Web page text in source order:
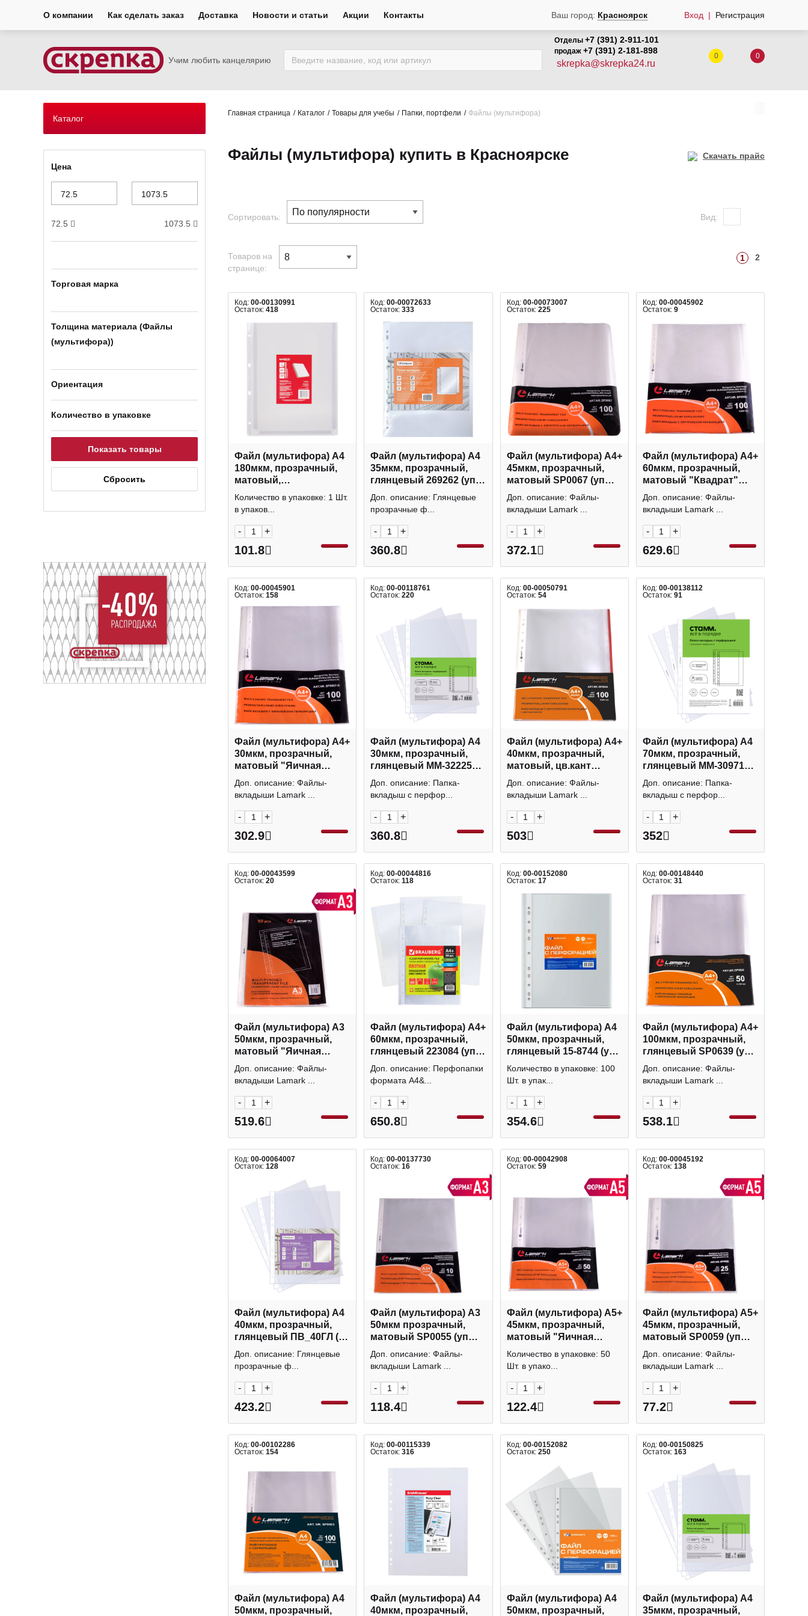
О компании Как сделать заказ Доставка Новости и статьи Акции Контакты Ваш город: Красноярск Вход Регистрация
Учим любить канцелярию
Отделы +7 (391) 2-911-101
продаж +7 (391) 2-181-898
skrepka@skrepka24.ru
0 0
Каталог
Цена
72.5 1073.5
Торговая марка
Толщина материала (Файлы
(мультифора))
Ориентация
Количество в упаковке
Главная страница Каталог Товары для учебы Папки, портфели Файлы (мультифора)
Файлы (мультифора) купить в Красноярске Скачать прайс
Сортировать: Вид:
Товаров на
странице:
1 2
Код: 00-00130991
Остаток: 418
Файл (мультифора) А4
180мкм, прозрачный,
матовый,
расширяющийся 2305
Количество в упаковке: 1 Шт.
в упаков...
- +
101.8
Код:00-00072633
Остаток:333
Файл (мультифора) А4
35мкм, прозрачный,
глянцевый 269262 (уп
100шт) OfficeSpace
упаковка
Доп. описание: Глянцевые
прозрачные ф...
- +
360.8
Код: 00-00073007
Остаток: 225
Файл (мультифора) А4+
45мкм, прозрачный,
матовый SP0067 (уп
100шт) Lamark упаковка
Доп. описание: Файлы-
вкладыши Lamark ...
- +
372.1
Код: 00-00045902
Остаток: 9
Файл (мультифора) А4+
60мкм, прозрачный,
матовый "Квадрат"
SP0068 (уп 100шт)
Lamark упаковка
Доп. описание: Файлы-
вкладыши Lamark ...
- +
629.6
Код: 00-00045901
Остаток: 158
Файл (мультифора) А4+
30мкм, прозрачный,
матовый "Яичная
скорлупа" SP0067-B (уп
100шт) Lamark упак
Доп. описание: Файлы-
вкладыши Lamark ...
- +
302.9
Код:00-00118761
Остаток:220
Файл (мультифора) А4
30мкм, прозрачный,
глянцевый ММ-32225
(уп 100шт) СТАММ
упаковка
Доп. описание: Папка-
вкладыш с перфор...
- +
360.8
Код: 00-00050791
Остаток: 54
Файл (мультифора) А4+
40мкм, прозрачный,
матовый, цв.кант
SP0064 (уп 100шт)
Lamark упаковка
Доп. описание: Файлы-
вкладыши Lamark ...
- +
503
Код: 00-00138112
Остаток: 91
Файл (мультифора) А4
70мкм, прозрачный,
глянцевый ММ-30971
(уп 50шт) СТАММ
упаковка
Доп. описание: Папка-
вкладыш с перфор...
- +
352
Код: 00-00043599
Остаток: 20
Файл (мультифора) А3
50мкм, прозрачный,
матовый "Яичная
скорлупа" SP0066 (уп
50шт) Lamark упаковка
Доп. описание: Файлы-
вкладыши Lamark ...
- +
519.6
Код:00-00044816
Остаток:118
Файл (мультифора) А4+
60мкм, прозрачный,
глянцевый 223084 (уп
50шт) Brauberg
упаковка
Доп. описание: Перфопапки
формата А4&...
- +
650.8
Код: 00-00152080
Остаток: 17
Файл (мультифора) А4
50мкм, прозрачный,
глянцевый 15-8744 (уп
100шт) Workmate упак
Количество в упаковке: 100
Шт. в упак...
- +
354.6
Код: 00-00148440
Остаток: 31
Файл (мультифора) А4+
100мкм, прозрачный,
глянцевый SP0639 (уп
50шт) Lamark упаковка
Доп. описание: Файлы-
вкладыши Lamark ...
- +
538.1
Код: 00-00064007
Остаток: 128
Файл (мультифора) А4
40мкм, прозрачный,
глянцевый ПВ_40ГЛ (уп
100шт) OfficeSpace
упаковка
Доп. описание: Глянцевые
прозрачные ф...
- +
423.2
Код:00-00137730
Остаток:16
Файл (мультифора) А3
50мкм прозрачный,
матовый SP0055 (уп
10шт) Lamark упаковка
Доп. описание: Файлы-
вкладыши Lamark ...
- +
118.4
Код: 00-00042908
Остаток: 59
Файл (мультифора) А5+
45мкм, прозрачный,
матовый "Яичная
скорлупа" SP0060 (уп
50шт) Lamark упаковка
Количество в упаковке: 50
Шт. в упако...
- +
122.4
Код: 00-00045192
Остаток: 138
Файл (мультифора) А5+
45мкм, прозрачный,
матовый SP0059 (уп
25шт) Lamark упаковка
Доп. описание: Файлы-
вкладыши Lamark ...
- +
77.2
Код: 00-00102286
Остаток: 154
Файл (мультифора) А4
50мкм, прозрачный,
Код:00-00115339
Остаток:316
Файл (мультифора) А4
40мкм, прозрачный,
Код: 00-00152082
Остаток: 250
Файл (мультифора) А4
50мкм, прозрачный,
Код: 00-00150825
Остаток: 163
Файл (мультифора) А4
35мкм, прозрачный,